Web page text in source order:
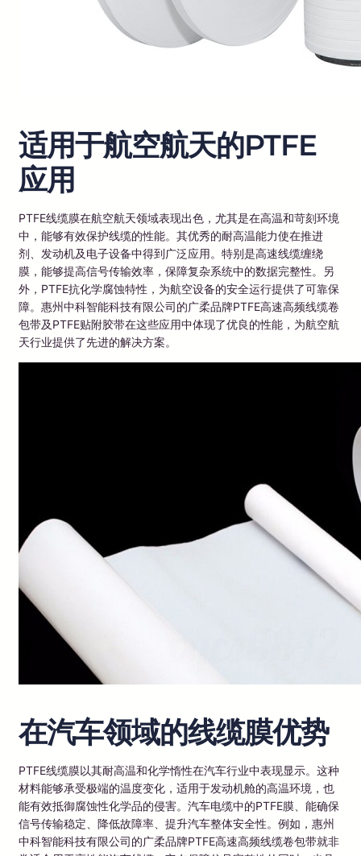
适用于航空航天的PTFE
应用
PTFE线缆膜在航空航天领域表现出色，尤其是在高温和苛刻环境
中，能够有效保护线缆的性能。其优秀的耐高温能力使在推进
剂、发动机及电子设备中得到广泛应用。特别是高速线缆缠绕
膜，能够提高信号传输效率，保障复杂系统中的数据完整性。另
外，PTFE抗化学腐蚀特性，为航空设备的安全运行提供了可靠保
障。惠州中科智能科技有限公司的广柔品牌PTFE高速高频线缆卷
包带及PTFE贴附胶带在这些应用中体现了优良的性能，为航空航
天行业提供了先进的解决方案。
在汽车领域的线缆膜优势
PTFE线缆膜以其耐高温和化学惰性在汽车行业中表现显示。这种
材料能够承受极端的温度变化，适用于发动机舱的高温环境，也
能有效抵御腐蚀性化学品的侵害。汽车电缆中的PTFE膜、能确保
信号传输稳定、降低故障率、提升汽车整体安全性。例如，惠州
中科智能科技有限公司的广柔品牌PTFE高速高频线缆卷包带就非